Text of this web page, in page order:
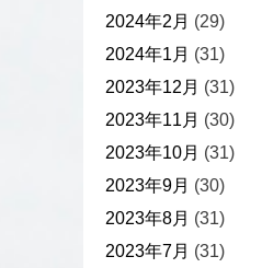
2024年2月 (29)
2024年1月 (31)
2023年12月 (31)
2023年11月 (30)
2023年10月 (31)
2023年9月 (30)
2023年8月 (31)
2023年7月 (31)